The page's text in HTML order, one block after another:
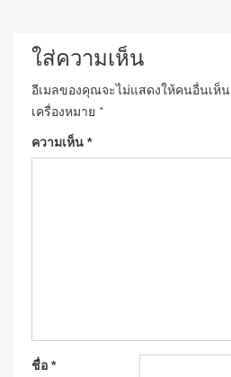
ใส่ความเห็น
อีเมลของคุณจะไม่แสดงให้คนอื่นเห็น
เครื่องหมาย *
ความเห็น *
ชื่อ *